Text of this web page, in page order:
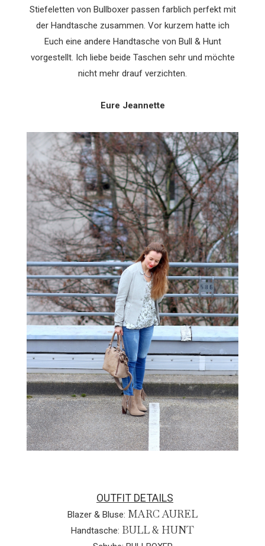
Stiefeletten von Bullboxer passen farblich perfekt mit
der Handtasche zusammen. Vor kurzem hatte ich
Euch eine andere Handtasche von Bull & Hunt
vorgestellt. Ich liebe beide Taschen sehr und möchte
nicht mehr drauf verzichten.
Eure Jeannette
OUTFIT DETAILS
Blazer & Bluse: MARC AUREL
Handtasche: BULL & HUNT